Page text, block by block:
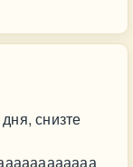
снизте